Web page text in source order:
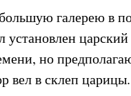
галерею в
но
вел в склеп царицы.